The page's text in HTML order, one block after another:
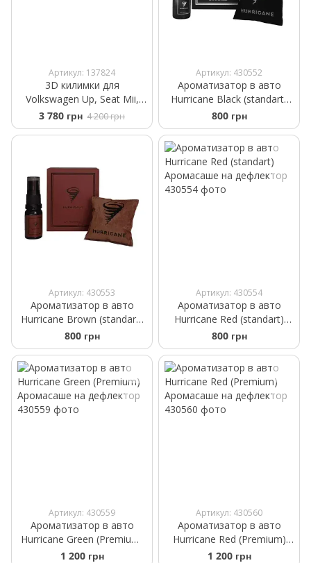
Артикул: 137824
3D килимки для
Volkswagen Up, Seat Mii,
Skoda Citigo 2011- Frogum
Proline 3D407176
3 780 грн 4 200 грн
Артикул: 430552
Ароматизатор в авто
Hurricane Black (standart)
Аромасаше на дефлектор
800 грн
Артикул: 430553
Ароматизатор в авто
Hurricane Brown (standart)
Аромасаше на дефлектор
800 грн
Артикул: 430554
Ароматизатор в авто
Hurricane Red (standart)
Аромасаше на дефлектор
800 грн
Артикул: 430559
Ароматизатор в авто
Hurricane Green (Premium)
Аромасаше на дефлектор
1 200 грн
Артикул: 430560
Ароматизатор в авто
Hurricane Red (Premium)
Аромасаше на дефлектор
1 200 грн